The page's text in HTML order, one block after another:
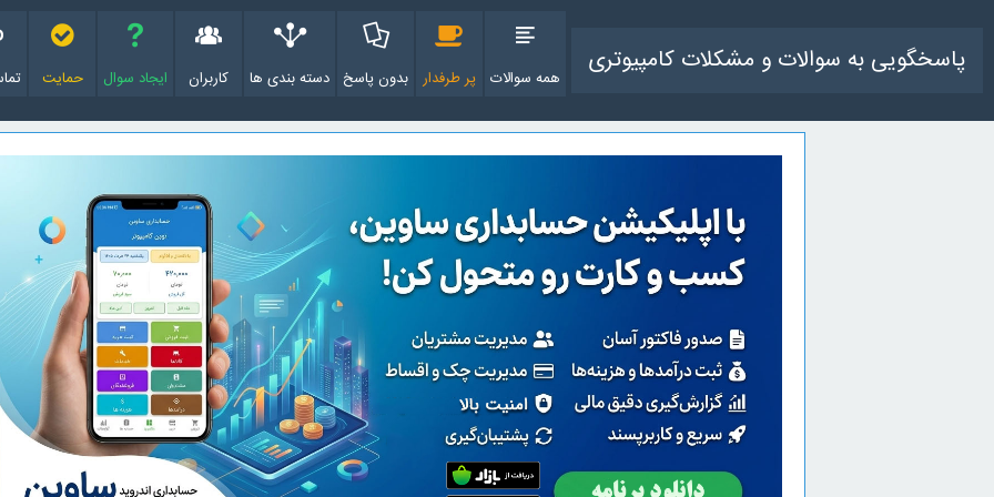
پاسخگویی به سوالات و مشکلات کامپیوتری همه سوالات پر طرفدار بدون پاسخ دسته بندی ها کاربران ایجاد سوال حمایت